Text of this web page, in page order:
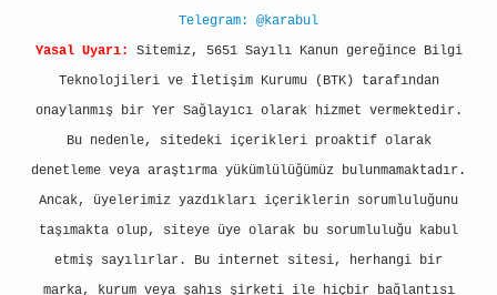
Telegram: @karabul
Yasal Uyarı:
Sitemiz, 5651 Sayılı Kanun gereğince Bilgi
Teknolojileri ve İletişim Kurumu (BTK) tarafından
onaylanmış bir Yer Sağlayıcı olarak hizmet vermektedir.
Bu nedenle, sitedeki içerikleri proaktif olarak
denetleme veya araştırma yükümlülüğümüz bulunmamaktadır.
Ancak, üyelerimiz yazdıkları içeriklerin sorumluluğunu
taşımakta olup, siteye üye olarak bu sorumluluğu kabul
etmiş sayılırlar. Bu internet sitesi, herhangi bir
marka, kurum veya şahıs şirketi ile hiçbir bağlantısı